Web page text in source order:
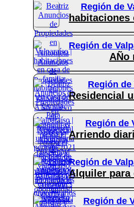
Región de
Región de
AÑo
Región
Residencial
Región de
Arriendo
Región de
Alquiler para
Región de